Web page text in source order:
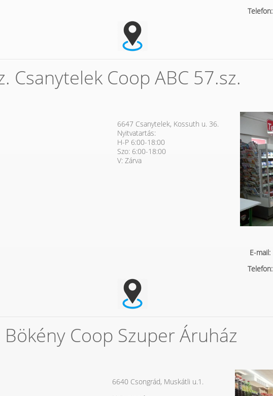
Telefon:
Csanytelek Coop ABC 57.sz.
6647 Csanytelek, Kossuth u. 36.
Nyitvatartás:
H-P 6:00-18:00
Szo: 6:00-18:00
V: Zárva
E-mail:
Telefon:
Coop Szuper Áruház
6640 Csongrád, Muskátli u.1.